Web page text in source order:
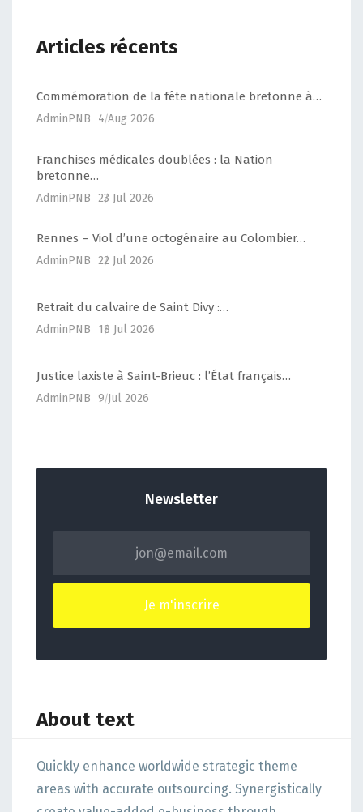
Articles récents
Commémoration de la fête nationale bretonne à…
AdminPNB 4 Aug 2026
Franchises médicales doublées : la Nation
bretonne…
AdminPNB 23 Jul 2026
Rennes – Viol d’une octogénaire au Colombier…
AdminPNB 22 Jul 2026
Retrait du calvaire de Saint Divy :…
AdminPNB 18 Jul 2026
Justice laxiste à Saint-Brieuc : l’État français…
AdminPNB 9 Jul 2026
Newsletter
About text
Quickly enhance worldwide strategic theme
areas with accurate outsourcing. Synergistically